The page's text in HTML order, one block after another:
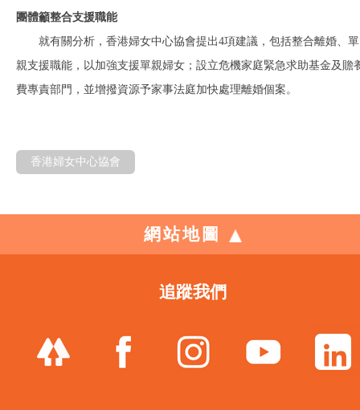
團體籲整合支援職能
就有關分析，香港婦女中心協會提出4項建議，包括整合離婚、單
親支援職能，以加強支援單親婦女；設立危機家庭緊急求助基金及贍
費專責部門，並增撥資源予家事法庭加快處理離婚個案。
香港婦女中心協會
網站地圖
追蹤我們